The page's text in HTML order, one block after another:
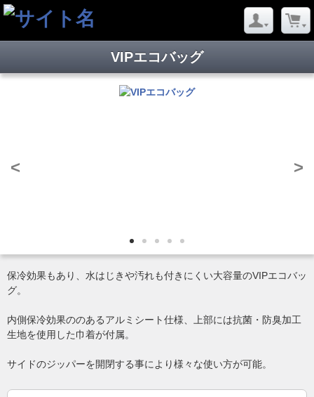
VIPエコバッグ
< >
保冷効果もあり、水はじきや汚れも付きにくい大容量のVIPエコバッ
グ。
内側保冷効果ののあるアルミシート仕様、上部には抗菌・防臭加工
生地を使用した巾着が付属。
サイドのジッパーを開閉する事により様々な使い方が可能。